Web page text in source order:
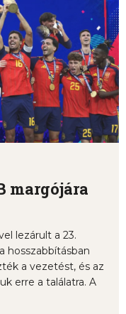
margójára
lezárult a 23.
hosszabbításban
a vezetést, és az
erre a találatra. A